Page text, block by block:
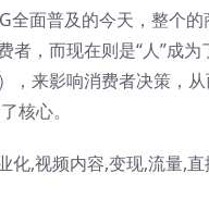
全面普及的今天，整个
者，而现在则是“人”成
，来影响消费者决策，
核心。